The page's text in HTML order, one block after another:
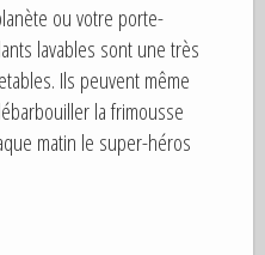
ou votre porte-
lavables sont une très
Ils peuvent même
la frimousse
matin le super-héros